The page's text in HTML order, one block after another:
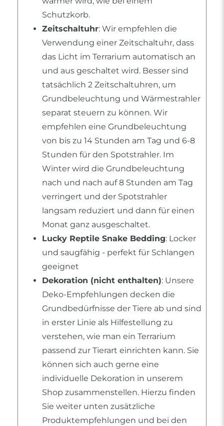
Schutzkorb.
Zeitschaltuhr: Wir empfehlen die
Verwendung einer Zeitschaltuhr, dass
das Licht im Terrarium automatisch an
und aus geschaltet wird. Besser sind
tatsächlich 2 Zeitschaltuhren, um
Grundbeleuchtung und Wärmestrahler
separat steuern zu können. Wir
empfehlen eine Grundbeleuchtung
von bis zu 14 Stunden am Tag und 6-8
Stunden für den Spotstrahler. Im
Winter wird die Grundbeleuchtung
nach und nach auf 8 Stunden am Tag
verringert und der Spotstrahler
langsam reduziert und dann für einen
Monat ganz ausgeschaltet.
Lucky Reptile Snake Bedding: Locker
und saugfähig - perfekt für Schlangen
geeignet
Dekoration (nicht enthalten): Unsere
Deko-Empfehlungen decken die
Grundbedürfnisse der Tiere ab und sind
in erster Linie als Hilfestellung zu
verstehen, wie man ein Terrarium
passend zur Tierart einrichten kann. Sie
können sich auch gerne eine
individuelle Dekoration in unserem
Shop zusammenstellen. Hierzu finden
Sie weiter unten zusätzliche
Produktempfehlungen und bei den